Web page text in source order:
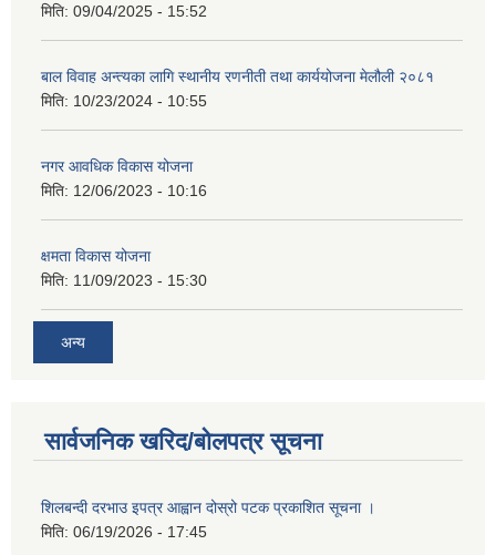
मिति: 09/04/2025 - 15:52
बाल विवाह अन्त्यका लागि स्थानीय रणनीती तथा कार्ययोजना मेलौली २०८१
मिति: 10/23/2024 - 10:55
नगर आवधिक विकास योजना
मिति: 12/06/2023 - 10:16
क्षमता विकास योजना
मिति: 11/09/2023 - 15:30
अन्य
सार्वजनिक खरिद/बोलपत्र सूचना
शिलबन्दी दरभाउ इपत्र आह्वान दोस्रो पटक प्रकाशित सूचना ।
मिति: 06/19/2026 - 17:45